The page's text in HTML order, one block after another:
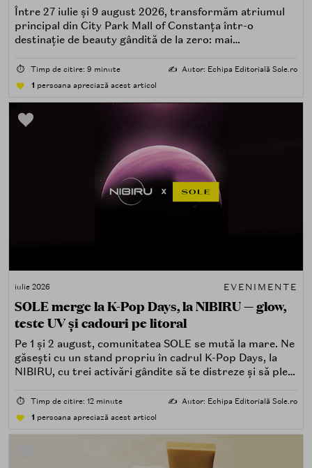
Între 27 iulie și 9 august 2026, transformăm atriumul
principal din City Park Mall of Constanța într-o
destinație de beauty gândită de la zero: mai
care îți place, de fapt, să descoperi produse — testând,
atingând, comparând, întrebând.
⏱️ Timp de citire: 9 minute ✍️ Autor: Echipa Editorială Sole.ro
1 persoana apreciază acest articol
iulie 2026 EVENIMENTE
SOLE merge la K-Pop Days, la NIBIRU — glow,
teste UV și cadouri pe litoral
Pe 1 și 2 august, comunitatea SOLE se mută la mare. Ne
găsești cu un stand propriu în cadrul K-Pop Days, la
NIBIRU, cu trei activări gândite să te distreze și să pleci
⏱️ Timp de citire: 12 minute ✍️ Autor: Echipa Editorială Sole.ro
1 persoana apreciază acest articol